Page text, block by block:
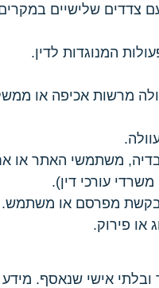
שלישיים
המנוגדות לדין.
מרשות אכיפה או
משתמשי האתר או
עורכי דין).
מפרסם או משתמש.
או פירוק.
אישי שנאסף.